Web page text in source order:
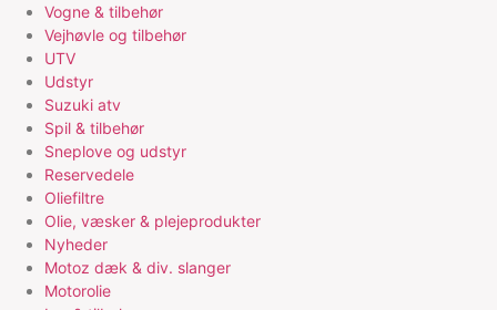
Vogne & tilbehør
Vejhøvle og tilbehør
UTV
Udstyr
Suzuki atv
Spil & tilbehør
Sneplove og udstyr
Reservedele
Oliefiltre
Olie, væsker & plejeprodukter
Nyheder
Motoz dæk & div. slanger
Motorolie